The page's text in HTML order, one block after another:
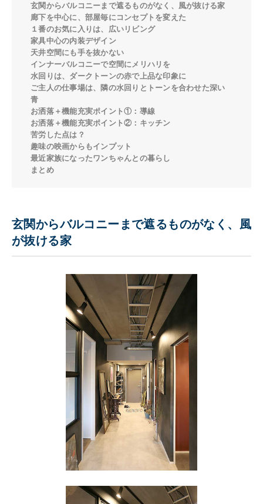
玄関からバルコニーまで遮るものがなく、風が抜ける家
廊下を中心に、部屋毎にコンセプトを変えた
１番のお気に入りは、広いリビング
家具中心の内装デザイン
天井空間にも手を抜かない
インナーバルコニーで空間にメリハリを
水回りは、ダークトーンの赤で上品な印象に
ご主人の仕事場は、隣の水回りとトーンを合わせた深い
青
お洒落＋機能充実ポイント①：導線
お洒落＋機能充実ポイント②：キッチン
苦労した点は？
趣味の映画からもインプット
最近家族になったワンちゃんとの暮らし
まとめ
玄関からバルコニーまで遮るものがなく、風
が抜ける家